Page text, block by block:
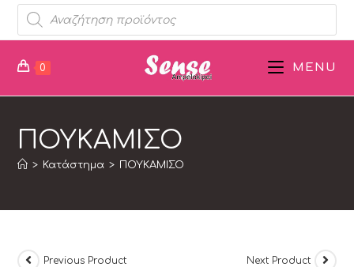
0 MENU
ΠΟΥΚΑΜΙΣΟ
> Κατάστημα > ΠΟΥΚΑΜΙΣΟ
Previous Product Next Product